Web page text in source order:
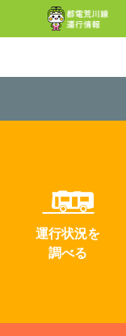
運行状況を
調べる